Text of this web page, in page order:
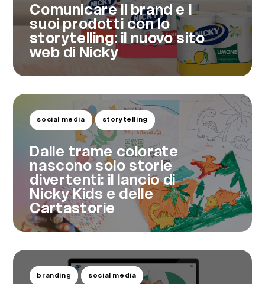
Comunicare il brand e i
suoi prodotti con lo
storytelling: il nuovo sito
web di Nicky
social media storytelling
Dalle trame colorate
nascono solo storie
divertenti: il lancio di
Nicky Kids e delle
Cartastorie
branding social media